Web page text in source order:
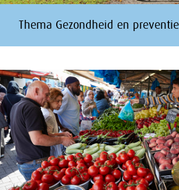
Thema Gezondheid en preventie